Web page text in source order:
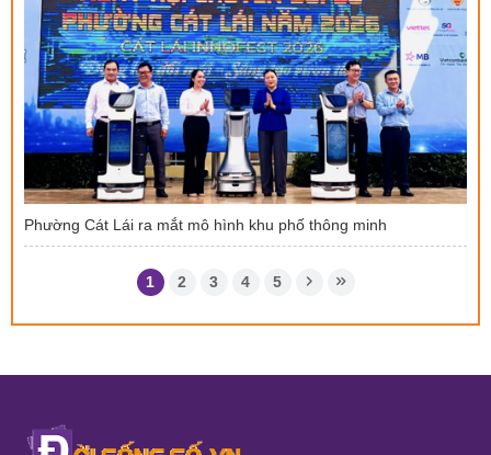
Phường Cát Lái ra mắt mô hình khu phố thông minh
1 2 3 4 5